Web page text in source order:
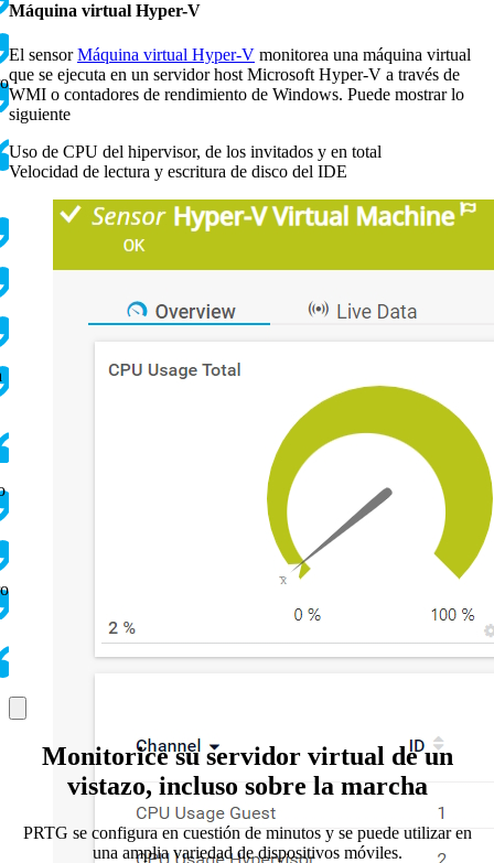
Máquina virtual Hyper-V
El sensorMáquina virtual Hyper-V monitorea una máquina virtual
que se ejecuta en un servidor host Microsoft Hyper-V a través de
WMI o contadores de rendimiento de Windows. Puede mostrar lo
siguiente
Uso de CPU del hipervisor, de los invitados y en total
Velocidad de lectura y escritura de disco del IDE
Monitorice su servidor virtual de un
vistazo, incluso sobre la marcha
PRTG se configura en cuestión de minutos y se puede utilizar en
una amplia variedad de dispositivos móviles.